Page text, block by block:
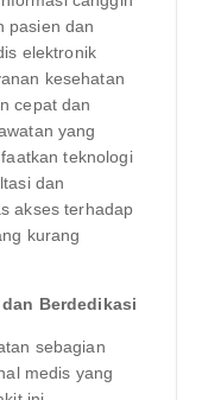
pasien dan
elektronik
kesehatan
cepat dan
yang
teknologi
dan
akses terhadap
kurang
Berdedikasi
sebagian
medis yang